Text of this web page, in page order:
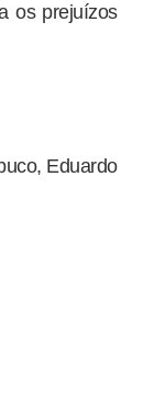
os prejuízos
Eduardo